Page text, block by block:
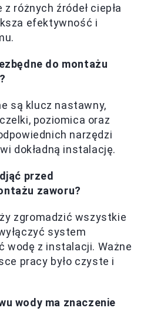
różnych źródeł ciepła
efektywność i
do montażu
są klucz nastawny,
poziomica oraz
narzędzi
dokładną instalację.
przed
zaworu?
zgromadzić wszystkie
system
wodę z instalacji. Ważne
pracy było czyste i
wody ma znaczenie